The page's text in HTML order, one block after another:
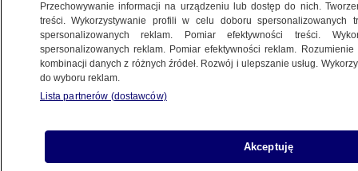
12.01.2024, 15:14
Udostępnij
Przechowywanie informacji na urządzeniu lub dostęp do nich.
treści. Wykorzystywanie profili w celu doboru spersonalizowanych
spersonalizowanych reklam. Pomiar efektywności treści.
spersonalizowanych reklam. Pomiar efektywności reklam.
kombinacji danych z różnych źródeł. Rozwój i ulepszanie usług.
do wyboru reklam.
Lista partnerów (dostawców)
Akceptuję